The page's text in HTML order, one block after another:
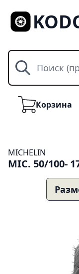
Поиск
КорзинаКорзина
MICHELIN
MIC. 50/100-